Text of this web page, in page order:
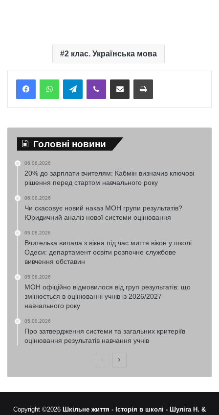
2 клас. Українська мова
TelegramViber Надіслати електронною поштоюНадрукувати
Головні новини
06.08.2026
20% до зарплати вчителям: Кабмін визначив ключові
рішення перед стартом навчального року
06.08.2026
Чи скасовує новий наказ МОН групи результатів?
Юридичний аналіз нової системи оцінювання
05.08.2026
Вчителька випала з вікна під час миття вікон у школі
Одеси: департамент освіти розпочне службове
вивчення обставин
05.08.2026
МОН офіційно відмовилося від груп результатів: що
змінюється в оцінюванні учнів із 2026/2027
навчального року
05.08.2026
Про затвердження системи та загальних критеріїв
оцінювання результатів навчання учнів
ПопередняНаступна
Copyright ©2026 Шкільне життя - Історія в школі - Шуліга Н. &